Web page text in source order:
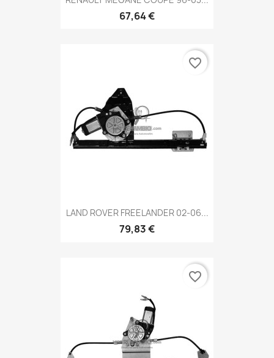
67,64 €
LAND ROVER FREELANDER 02-06...
79,83 €
favorite_border
favorite_border